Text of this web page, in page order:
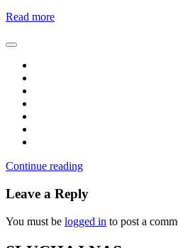
Read more
Continue reading
Leave a Reply
You must be logged in to post a